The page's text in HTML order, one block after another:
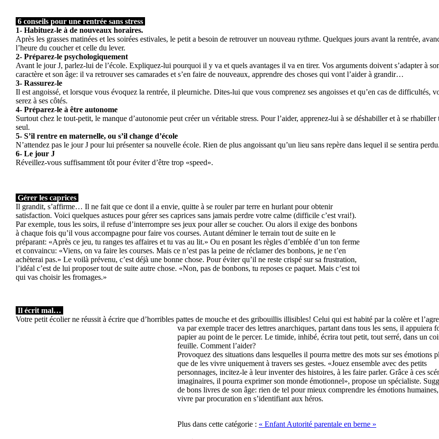
6 conseils pour une rentrée sans stress
1- Habituez-le à de nouveaux horaires.
Après les grasses matinées et les soirées estivales, le petit a besoin de retrouver un nouveau rythme. Quelques jours avant la rentrée,
l’heure du coucher et celle du lever.
2- Préparez-le psychologiquement
Avant le jour J, parlez-lui de l’école. Expliquez-lui pourquoi il y va et quels avantages il va en tirer. Vos arguments doivent s’adapter à
caractère et son âge: il va retrouver ses camarades et s’en faire de nouveaux, apprendre des choses qui vont l’aider à grandir…
3- Rassurez-le
Il est angoissé, et lorsque vous évoquez la rentrée, il pleurniche. Dites-lui que vous comprenez ses angoisses et qu’en cas de difficultés,
serez à ses côtés.
4- Préparez-le à être autonome
Surtout chez le tout-petit, le manque d’autonomie peut créer un véritable stress. Pour l’aider, apprenez-lui à se déshabiller et à se rhabiller
seul.
5- S’il rentre en maternelle, ou s’il change d’école
N’attendez pas le jour J pour lui présenter sa nouvelle école. Rien de plus angoissant qu’un lieu sans repère dans lequel il se sentira perdu.
6- Le jour J
Réveillez-vous suffisamment tôt pour éviter d’être trop «speed».
Gérer les caprices
Il grandit, s’affirme… Il ne fait que ce dont il a envie, quitte à se rouler par terre en hurlant pour obtenir
satisfaction. Voici quelques astuces pour gérer ses caprices sans jamais perdre votre calme (difficile c’est vrai!).
Par exemple, tous les soirs, il refuse d’interrompre ses jeux pour aller se coucher. Ou alors il exige des bonbons
à chaque fois qu’il vous accompagne pour faire vos courses. Autant déminer le terrain tout de suite en le
préparant: «Après ce jeu, tu ranges tes affaires et tu vas au lit.» Ou en posant les règles d’emblée d’un ton ferme
et convaincu: «Viens, on va faire les courses. Mais ce n’est pas la peine de réclamer des bonbons, je ne t’en
achèterai pas.» Le voilà prévenu, c’est déjà une bonne chose. Pour éviter qu’il ne reste crispé sur sa frustration,
l’idéal c’est de lui proposer tout de suite autre chose. «Non, pas de bonbons, tu reposes ce paquet. Mais c’est toi
qui vas choisir les fromages.»
Il écrit mal…
Votre petit écolier ne réussit à écrire que d’horribles pattes de mouche et des gribouillis illisibles! Celui qui est habité par la colère et
va par exemple tracer des lettres anarchiques, partant dans tous les sens, il appuiera
papier au point de le percer. Le timide, inhibé, écrira tout petit, tout serré, dans un
feuille. Comment l’aider?
Provoquez des situations dans lesquelles il pourra mettre des mots sur ses émotions
que de les vivre uniquement à travers ses gestes. «Jouez ensemble avec des petits
personnages, incitez-le à leur inventer des histoires, à les faire parler. Grâce à ces
imaginaires, il pourra exprimer son monde émotionnel», propose un spécialiste.
de bons livres de son âge: rien de tel pour mieux comprendre les émotions
vivre par procuration en s’identifiant aux héros.
Plus dans cette catégorie : « Enfant Autorité parentale en berne »